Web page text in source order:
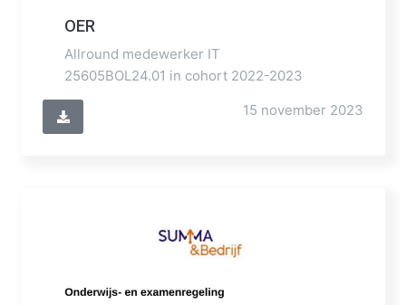
OER
Allround medewerker IT
25605BOL24.01 in cohort 2022-2023
15 november 2023